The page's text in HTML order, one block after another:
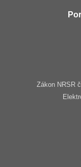
Zákon NRSR